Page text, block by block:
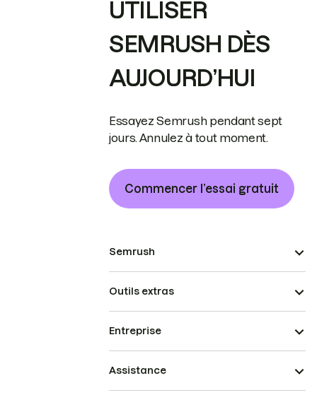
UTILISER
SEMRUSH DÈS
AUJOURD’HUI
Essayez Semrush pendant sept
jours. Annulez à tout moment.
Commencer l’essai gratuit
Semrush
Outils extras
Entreprise
Assistance